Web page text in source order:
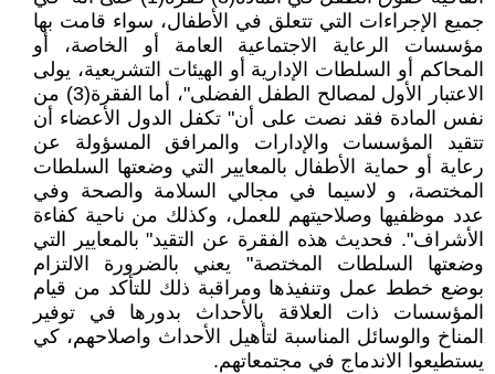
جميع الإجراءات التي تتعلق في الأطفال، سواء قامت بها
مؤسسات الرعاية الاجتماعية العامة أو الخاصة، أو
المحاكم أو السلطات الإدارية أو الهيئات التشريعية، يولى
الاعتبار الأول لمصالح الطفل الفضلى"، أما الفقرة(3) من
نفس المادة فقد نصت على أن" تكفل الدول الأعضاء أن
تتقيد المؤسسات والإدارات والمرافق المسؤولة عن
رعاية أو حماية الأطفال بالمعايير التي وضعتها السلطات
المختصة، و لاسيما في مجالي السلامة والصحة وفي
عدد موظفيها وصلاحيتهم للعمل، وكذلك من ناحية كفاءة
الأشراف". فحديث هذه الفقرة عن التقيد" بالمعايير التي
وضعتها السلطات المختصة" يعني بالضرورة الالتزام
بوضع خطط عمل وتنفيذها ومراقبة ذلك للتأكد من قيام
المؤسسات ذات العلاقة بالأحداث بدورها في توفير
المناخ والوسائل المناسبة لتأهيل الأحداث واصلاحهم، كي
يستطيعوا الاندماج في مجتمعاتهم.